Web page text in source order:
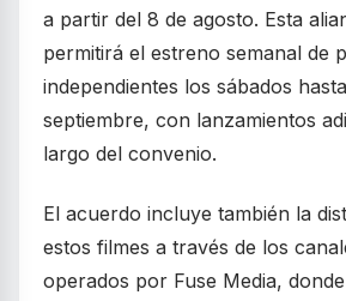
a partir del 8 de agosto. Esta
permitirá el estreno semanal de
independientes los sábados
septiembre, con lanzamientos
largo del convenio.
El acuerdo incluye también la
estos filmes a través de los
operados por Fuse Media,